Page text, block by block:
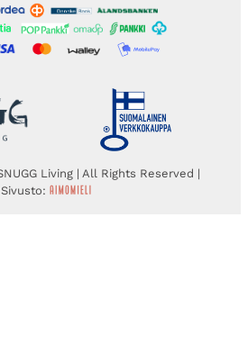
Living | All Rights Reserved |
Sivusto: